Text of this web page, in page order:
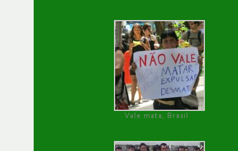
Vale mata, Brasil